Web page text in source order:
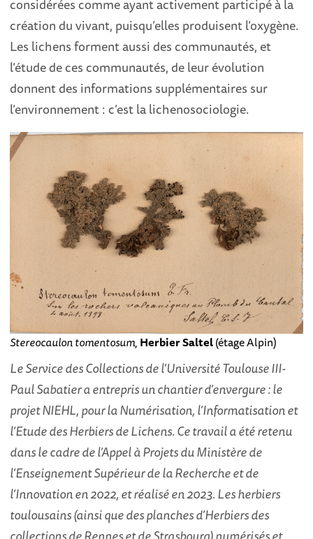
considérées comme ayant activement participé à la
création du vivant, puisqu’elles produisent l’oxygène.
Les lichens forment aussi des communautés, et
l’étude de ces communautés, de leur évolution
donnent des informations supplémentaires sur
l’environnement : c’est la lichenosociologie.
Stereocaulon tomentosum,Herbier Saltel(étage Alpin)
Le Service des Collections de l’Université Toulouse III-
Paul Sabatier a entrepris un chantier d’envergure : le
projet NIEHL, pour la Numérisation, l’Informatisation et
l’Etude des Herbiers de Lichens. Ce travail a été retenu
dans le cadre de l’Appel à Projets du Ministère de
l’Enseignement Supérieur de la Recherche et de
l’Innovation en 2022, et réalisé en 2023. Les herbiers
toulousains (ainsi que des planches d’Herbiers des